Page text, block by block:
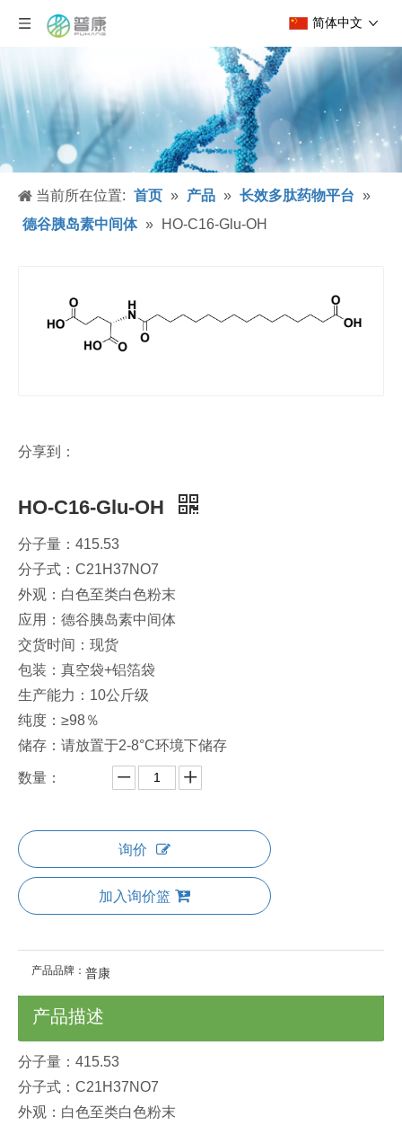
简体中文
当前所在位置: 首页 » 产品 » 长效多肽药物平台 »
德谷胰岛素中间体 » HO-C16-Glu-OH
分享到：
HO-C16-Glu-OH
分子量：415.53
分子式：C21H37NO7
外观：白色至类白色粉末
应用：德谷胰岛素中间体
交货时间：现货
包装：真空袋+铝箔袋
生产能力：10公斤级
纯度：≥98％
储存：请放置于2-8°C环境下储存
数量：
询价
加入询价篮
产品品牌： 普康
产品描述
分子量：415.53
分子式：C21H37NO7
外观：白色至类白色粉末